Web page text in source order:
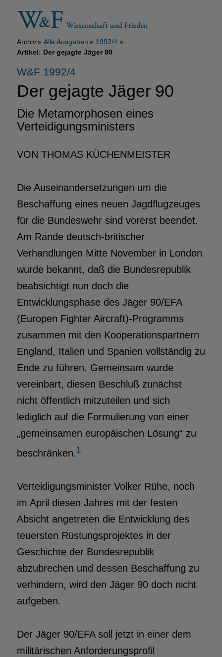
Archiv Alle Ausgaben
1992/4
Artikel: Der gejagte Jäger 90
W&F 1992/4
Der gejagte Jäger 90
Die Metamorphosen eines
Verteidigungsministers
VON THOMAS KÜCHENMEISTER
Die Auseinandersetzungen um die
Beschaffung eines neuen Jagdflugzeuges
für die Bundeswehr sind vorerst beendet.
Am Rande deutsch-britischer
Verhandlungen Mitte November in London
wurde bekannt, daß die Bundesrepublik
beabsichtigt nun doch die
Entwicklungsphase des Jäger 90/EFA
(Europen Fighter Aircraft)-Programms
zusammen mit den Kooperationspartnern
England, Italien und Spanien vollständig zu
Ende zu führen. Gemeinsam wurde
vereinbart, diesen Beschluß zunächst
nicht öffentlich mitzuteilen und sich
lediglich auf die Formulierung von einer
„gemeinsamen europäischen Lösung“ zu
beschränken.1
Verteidigungsminister Volker Rühe, noch
im April diesen Jahres mit der festen
Absicht angetreten die Entwicklung des
teuersten Rüstungsprojektes in der
Geschichte der Bundesrepublik
abzubrechen und dessen Beschaffung zu
verhindern, wird den Jäger 90 doch nicht
aufgeben.
Der Jäger 90/EFA soll jetzt in einer dem
militärischen Anforderungsprofil